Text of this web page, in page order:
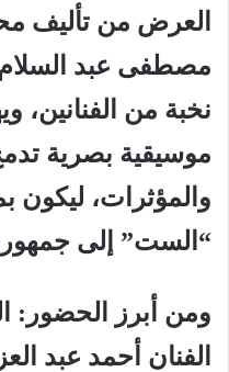
العرض من تأليف
مصطفى عبد
نخبة من الفنانين،
موسيقية بصرية
والمؤثرات، ليكون
“الست” إلى
ومن أبرز الحضور:
الفنان أحمد عبد